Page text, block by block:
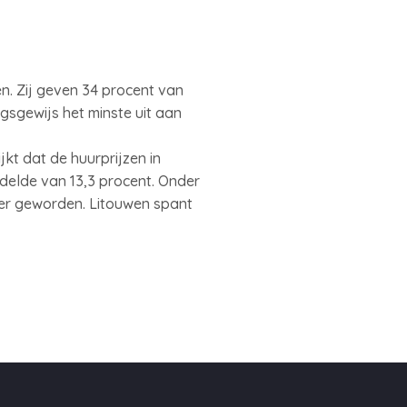
Zij geven 34 procent van
het minste uit aan
dat de huurprijzen in
van 13,3 procent. Onder
geworden. Litouwen spant